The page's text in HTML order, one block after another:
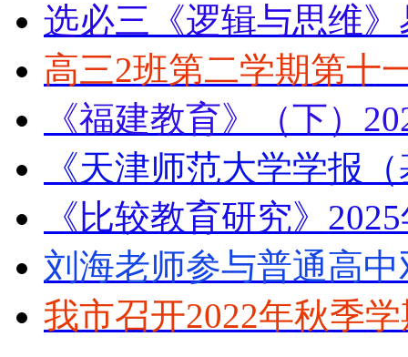
选必三《逻辑与思维
高三2班第二学期第十
《福建教育》（下）
《天津师范大学学报
《比较教育研究》
刘海老师参与普通高
我市召开2022年秋季